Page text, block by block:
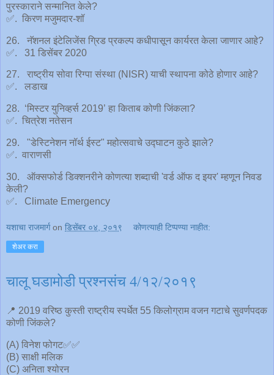
पुरस्काराने सन्मानित केले?
✅. किरण मजुमदार-शॉ
26. नॅशनल इंटेलिजेंस ग्रिड प्रकल्प कधीपासून कार्यरत केला जाणार आहे?
✅. 31 डिसेंबर 2020
27. राष्ट्रीय सोवा रिग्पा संस्था (NISR) याची स्थापना कोठे होणार आहे?
✅. लडाख
28. ‘मिस्टर युनिव्हर्स 2019’ हा किताब कोणी जिंकला?
✅. चित्रेश नतेसन
29. "डेस्टिनेशन नॉर्थ ईस्ट" महोत्सवाचे उद्घाटन कुठे झाले?
✅. वाराणसी
30. ऑक्सफोर्ड डिक्शनरीने कोणत्या शब्दाची 'वर्ड ऑफ द इयर' म्हणून निवड
केली?
✅. Climate Emergency
यशाचा राजमार्ग on डिसेंबर ०४, २०१९ कोणत्याही टिप्पण्‍या नाहीत:
शेअर करा
चालू घडामोडी प्रश्नसंच 4/१२/२०१९
📍 2019 वरिष्ठ कुस्ती राष्ट्रीय स्पर्धेत 55 किलोग्राम वजन गटाचे सुवर्णपदक
कोणी जिंकले?
(A) विनेश फोगट✅✅
(B) साक्षी मलिक
(C) अनिता श्योरन